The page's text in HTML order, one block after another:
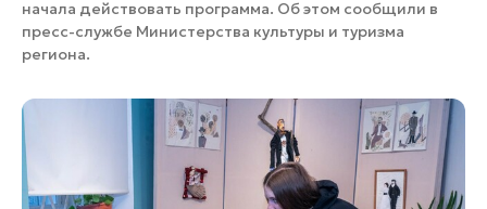
начала действовать программа. Об этом сообщили в
пресс-службе Министерства культуры и туризма
региона.